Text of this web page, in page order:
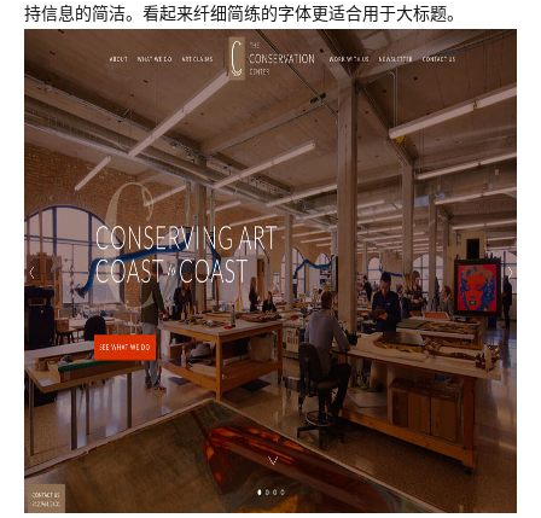
持信息的简洁。看起来纤细简练的字体更适合用于大标题。